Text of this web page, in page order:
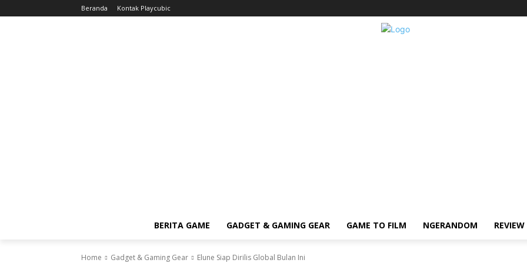
Beranda Kontak Playcubic
BERITA GAME GADGET & GAMING GEAR GAME TO FILM NGERANDOM REVIEW
Home Gadget & Gaming Gear Elune Siap Dirilis Global Bulan Ini